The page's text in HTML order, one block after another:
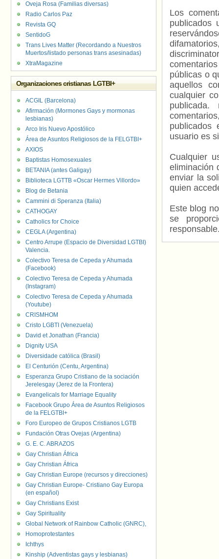
Los
publicados
públicas o
aquellos
cualquier
usuario es
Cualquier
eliminación
enviar la
quien
Este blog
se
Oveja Rosa (Familias diversas)
Radio Carlos Paz
Revista GQ
SentidoG
Trans Lives Matter (Recordando a Nuestros
Muertos/listado personas trans asesinadas)
XtraMagazine
Organizaciones cristianas LGTBI+
ACGIL (Barcelona)
Afirmación (Mormones Gays y mormonas
lesbianas)
Arco Iris Nuevo Apostólico
Área de Asuntos Religiosos de la FELGTBI+
AXIOS
Baptistas Homosexuales
BETANIA (antes Galigay)
Biblioteca LGTTB «Oscar Hermes Villordo»
Blog de Betania
Cammini di Speranza (Italia)
CATHOGAY
Catholics for Choice
CEGLA (Argentina)
Centro Arrupe (Espacio de Diversidad LGTBI)
Valencia.
Colectivo Teresa de Cepeda y Ahumada
(Facebook)
Colectivo Teresa de Cepeda y Ahumada
(Instagram)
Colectivo Teresa de Cepeda y Ahumada
(Youtube)
CRISMHOM
Cristo LGBTI (Venezuela)
David et Jonathan (Francia)
Dignity USA
Diversidade católica (Brasil)
El Centurión (Centu, Argentina)
Esperanza Grupo Cristiano de la sociación
Jerelesgay (Jerez de la Frontera)
Evangelicals for Marriage Equality
Facebook Grupo Área de Asuntos Religiosos
de la FELGTBI+
Foro Europeo de Grupos Cristianos LGTB
Fundación Otras Ovejas (Argentina)
G. E. C. ABRAZOS
Gay Christian África
Gay Christian África
Gay Christian Europe (recursos y direcciones)
Gay Christian Europe- Cristiano Gay Europa
(en español)
Gay Christians Exist
Gay Spirituality
Global Network of Rainbow Catholic (GNRC),
Homoprotestantes
Ichthys
Kinship (Adventistas gays y lesbianas)